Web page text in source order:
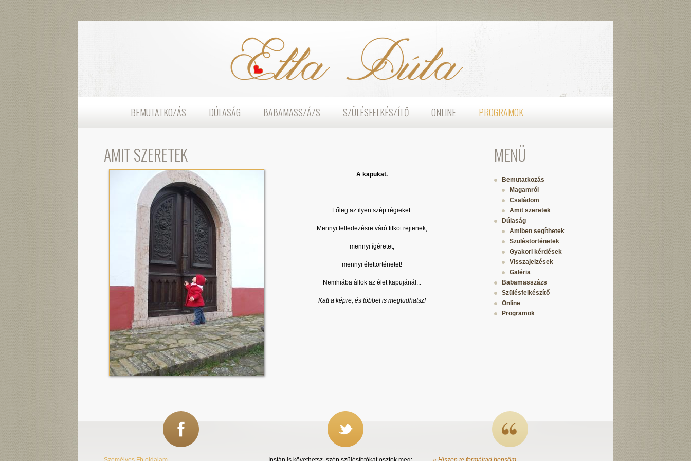
BEMUTATKOZÁS DÚLASÁG BABAMASSZÁZS SZÜLÉSFELKÉSZÍTŐ ONLINE PROGRAMOK
MENÜ
Bemutatkozás
Magamról
Családom
Amit szeretek
Dúlaság
Amiben segíthetek
Szüléstörténetek
Gyakori kérdések
Visszajelzések
Galéria
Babamasszázs
Szülésfelkészítő
Online
Programok
AMIT SZERETEK
A kapukat.
Főleg az ilyen szép régieket.
Mennyi felfedezésre váró titkot rejtenek,
mennyi ígéretet,
mennyi élettörténetet!
Nemhiába állok az élet kapujánál...
Katt a képre, és többet is megtudhatsz!